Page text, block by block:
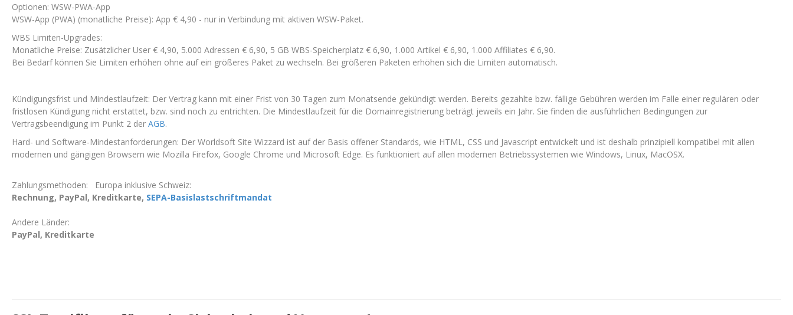
Optionen: WSW-PWA-App
WSW-App (PWA) (monatliche Preise): App € 4,90 - nur in Verbindung mit aktiven WSW-Paket.
WBS Limiten-Upgrades:
Monatliche Preise: Zusätzlicher User € 4,90, 5.000 Adressen € 6,90, 5 GB WBS-Speicherplatz € 6,90, 1.000 Artikel € 6,90, 1.000 Affiliates € 6,90.
Bei Bedarf können Sie Limiten erhöhen ohne auf ein größeres Paket zu wechseln. Bei größeren Paketen erhöhen sich die Limiten automatisch.
Kündigungsfrist und Mindestlaufzeit: Der Vertrag kann mit einer Frist von 30 Tagen zum Monatsende gekündigt werden. Bereits gezahlte bzw. fällige Gebühren werden im Falle einer regulären oder
fristlosen Kündigung nicht erstattet, bzw. sind noch zu entrichten. Die Mindestlaufzeit für die Domainregistrierung beträgt jeweils ein Jahr. Sie finden die ausführlichen Bedingungen zur
Vertragsbeendigung im Punkt 2 der AGB.
Hard- und Software-Mindestanforderungen: Der Worldsoft Site Wizzard ist auf der Basis offener Standards, wie HTML, CSS und Javascript entwickelt und ist deshalb prinzipiell kompatibel mit allen
modernen und gängigen Browsern wie Mozilla Firefox, Google Chrome und Microsoft Edge. Es funktioniert auf allen modernen Betriebssystemen wie Windows, Linux, MacOSX.
Zahlungsmethoden: Europa inklusive Schweiz:
Rechnung, PayPal, Kreditkarte, SEPA-Basislastschriftmandat
Andere Länder:
PayPal, Kreditkarte